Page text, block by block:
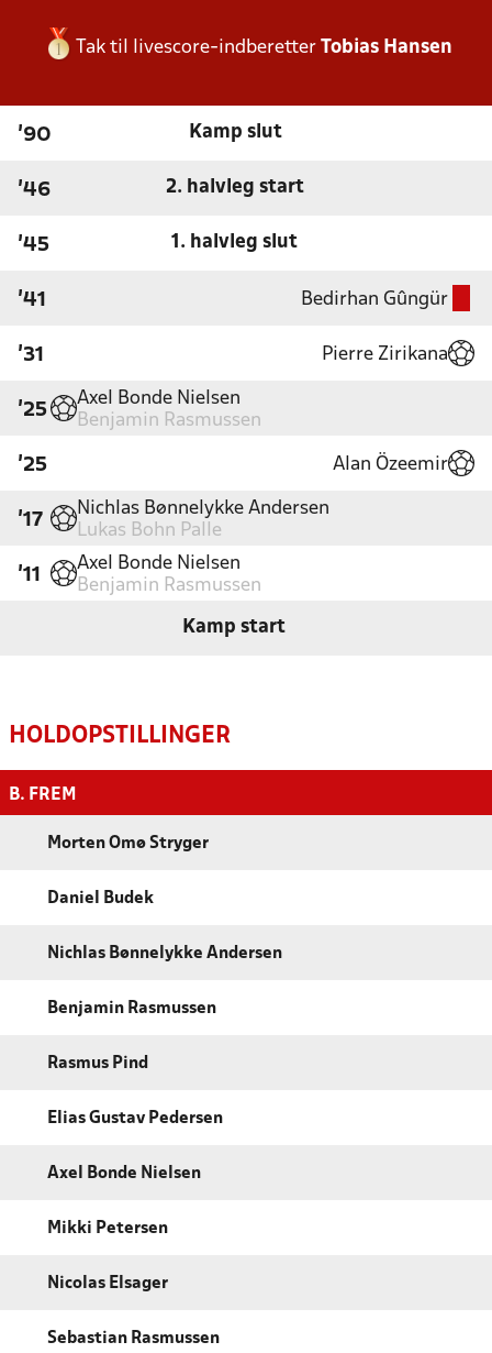
Tak til livescore-indberetter Tobias Hansen
'90 Kamp slut
'46 2. halvleg start
'45 1. halvleg slut
'41 Bedirhan Gûngür
'31 Pierre Zirikana
'25
Axel Bonde Nielsen
Benjamin Rasmussen
'25 Alan Özeemir
'17
Nichlas Bønnelykke Andersen
Lukas Bohn Palle
'11
Axel Bonde Nielsen
Benjamin Rasmussen
Kamp start
HOLDOPSTILLINGER
B. FREM
Morten Omø Stryger
Daniel Budek
Nichlas Bønnelykke Andersen
Benjamin Rasmussen
Rasmus Pind
Elias Gustav Pedersen
Axel Bonde Nielsen
Mikki Petersen
Nicolas Elsager
Sebastian Rasmussen